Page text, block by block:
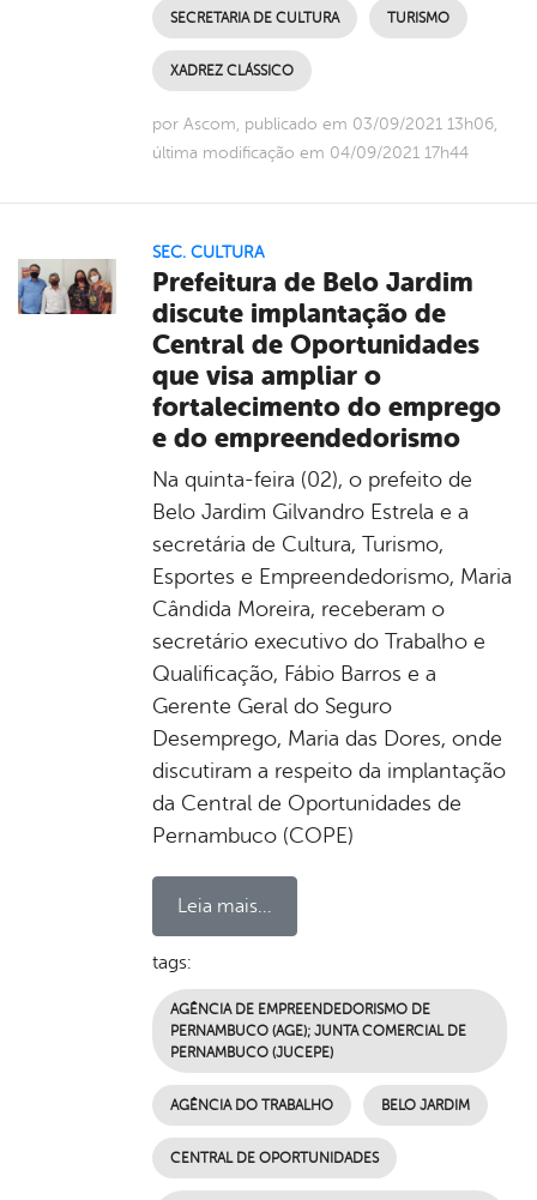
SECRETARIA DE CULTURA TURISMO
XADREZ CLÁSSICO
por Ascom, publicado em 03/09/2021 13h06,
última modificação em 04/09/2021 17h44
SEC. CULTURA
Prefeitura de Belo Jardim
discute implantação de
Central de Oportunidades
que visa ampliar o
fortalecimento do emprego
e do empreendedorismo
Na quinta-feira (02), o prefeito de
Belo Jardim Gilvandro Estrela e a
secretária de Cultura, Turismo,
Esportes e Empreendedorismo, Maria
Cândida Moreira, receberam o
secretário executivo do Trabalho e
Qualificação, Fábio Barros e a
Gerente Geral do Seguro
Desemprego, Maria das Dores, onde
discutiram a respeito da implantação
da Central de Oportunidades de
Pernambuco (COPE)
Leia mais...
tags:
AGÊNCIA DE EMPREENDEDORISMO DE
PERNAMBUCO (AGE); JUNTA COMERCIAL DE
PERNAMBUCO (JUCEPE)
AGÊNCIA DO TRABALHO BELO JARDIM
CENTRAL DE OPORTUNIDADES